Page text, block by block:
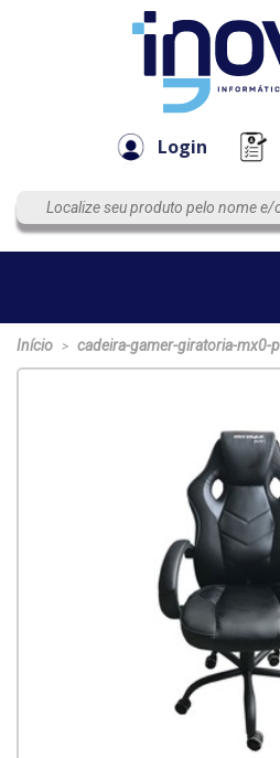
Login
Empresa
Início > cadeira-gamer-giratoria-mx0-